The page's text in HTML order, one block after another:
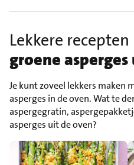
Lekkere
groene
Je kunt zoveel lekkers maken
asperges in de oven. Wat te
aspergegratin,
asperges uit de oven?